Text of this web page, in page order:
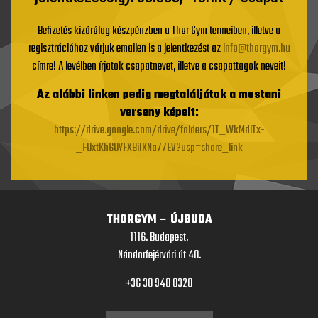
Befizetés kizárólag készpénzben a Thor Gym termeiben, illetve a
regisztrációhoz várjuk emailen is a jelentkezést azinfo@thorgym.hu
címre! A levélben írjatok csapatnevet, illetve a csapattagok neveit!
Az alábbi linken pedig megtaláljátok a mostani
verseny képeit:
https://drive.google.com/drive/folders/1T_WkMdlTx-
_FOxtKh6OYFX8iIKNa77EV?usp=share_link
THORGYM – ÚJBUDA
1116. Budapest,
Nándorfejérvári út 40.
+36 30 948 8328